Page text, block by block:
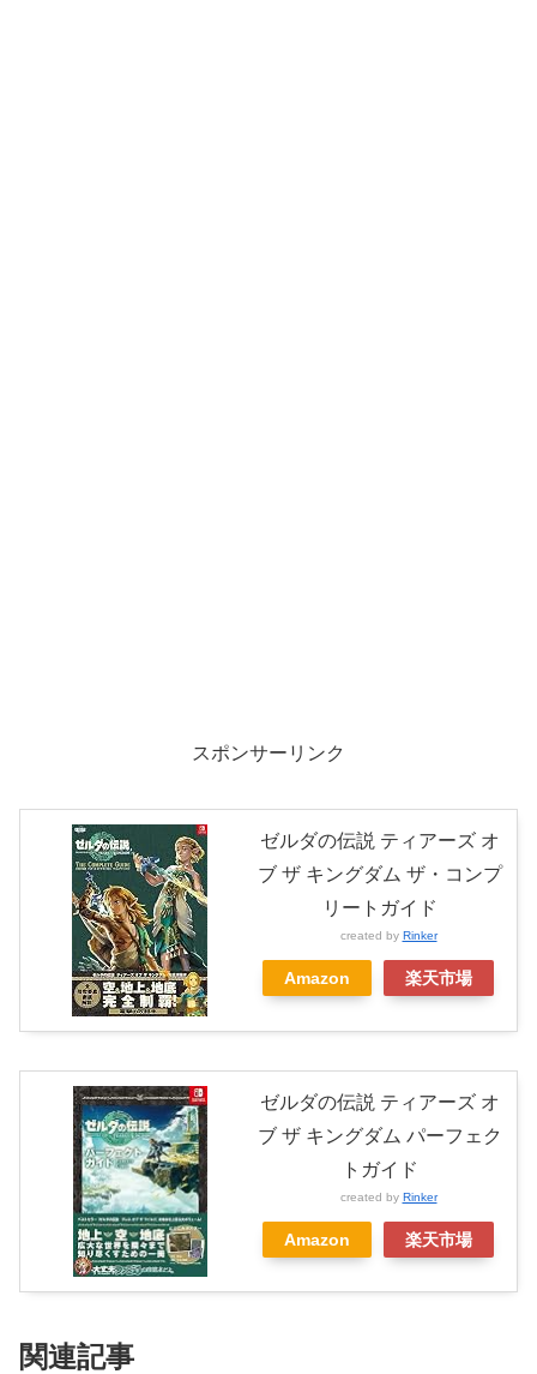
スポンサーリンク
ゼルダの伝説 ティアーズ オ
ブ ザ キングダム ザ・コンプ
リートガイド
created by Rinker
Amazon 楽天市場
ゼルダの伝説 ティアーズ オ
ブ ザ キングダム パーフェク
トガイド
created by Rinker
Amazon 楽天市場
関連記事